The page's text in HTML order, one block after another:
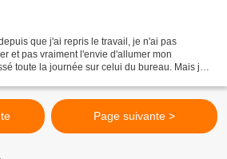
que j'ai repris le travail, je n'ai pas
et pas vraiment l'envie d'allumer mon
toute la journée sur celui du bureau. Mais je
Page suivante >